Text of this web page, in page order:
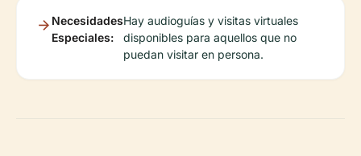
Necesidades
Especiales:
Hay audioguías y visitas virtuales
disponibles para aquellos que no
puedan visitar en persona.